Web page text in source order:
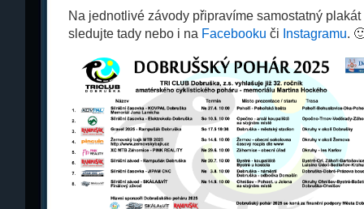
Na jednotlivé závody připravíme samostatný
sledujte tady nebo i na Facebooku či Instagramu.